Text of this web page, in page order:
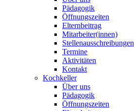
Pädagogik
Öffnungszeiten
Elternbeitrag
Mitarbeiter(innen)
Stellenausschreibungen
Termine
Aktivitäten
Kontakt
Kochkeller
Über uns
Pädagogik
Öffnungszeiten